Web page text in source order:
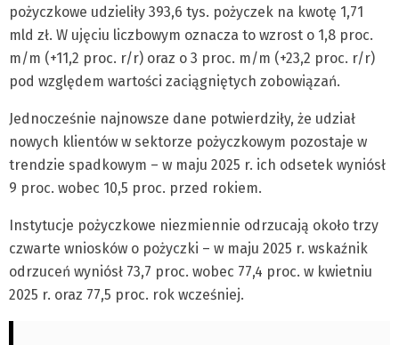
pożyczkowe udzieliły 393,6 tys. pożyczek na kwotę 1,71
mld zł. W ujęciu liczbowym oznacza to wzrost o 1,8 proc.
m/m (+11,2 proc. r/r) oraz o 3 proc. m/m (+23,2 proc. r/r)
pod względem wartości zaciągniętych zobowiązań.
Jednocześnie najnowsze dane potwierdziły, że udział
nowych klientów w sektorze pożyczkowym pozostaje w
trendzie spadkowym – w maju 2025 r. ich odsetek wyniósł
9 proc. wobec 10,5 proc. przed rokiem.
Instytucje pożyczkowe niezmiennie odrzucają około trzy
czwarte wniosków o pożyczki – w maju 2025 r. wskaźnik
odrzuceń wyniósł 73,7 proc. wobec 77,4 proc. w kwietniu
2025 r. oraz 77,5 proc. rok wcześniej.